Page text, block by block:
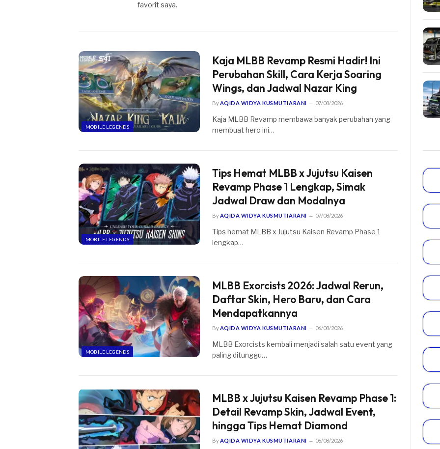
favorit saya.
MOBILE LEGENDS
Kaja MLBB Revamp Resmi Hadir! Ini
Perubahan Skill, Cara Kerja Soaring
Wings, dan Jadwal Nazar King
ByAQIDA WIDYA KUSMUTIARANI 07/08/2026
Kaja MLBB Revamp membawa banyak perubahan yang
membuat hero ini…
MOBILE LEGENDS
Tips Hemat MLBB x Jujutsu Kaisen
Revamp Phase 1 Lengkap, Simak
Jadwal Draw dan Modalnya
ByAQIDA WIDYA KUSMUTIARANI 07/08/2026
Tips hemat MLBB x Jujutsu Kaisen Revamp Phase 1
lengkap…
MOBILE LEGENDS
MLBB Exorcists 2026: Jadwal Rerun,
Daftar Skin, Hero Baru, dan Cara
Mendapatkannya
ByAQIDA WIDYA KUSMUTIARANI 06/08/2026
MLBB Exorcists kembali menjadi salah satu event yang
paling ditunggu…
MLBB x Jujutsu Kaisen Revamp Phase 1:
Detail Revamp Skin, Jadwal Event,
hingga Tips Hemat Diamond
ByAQIDA WIDYA KUSMUTIARANI 06/08/2026